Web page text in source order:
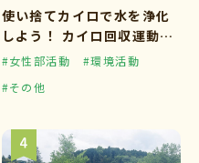
使い捨てカイロで水を浄化
しよう！ カイロ回収運動ス
タート
#女性部活動
#環境活動
#その他